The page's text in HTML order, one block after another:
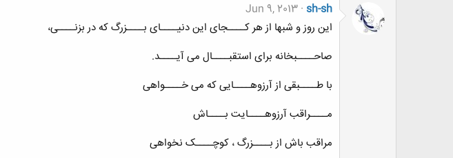
sh-sh
Jun 9, 2013
این روز و شبها از هر کــــجای این دنیــــای بــــزرگ که در بزنــــی،
صاحــــبخانه برای استقبــــال می آیــــد.
با طــــبقی از آرزوهــــایی که می خــــواهی
مــــراقب آرزوهــــایت بــــاش
مراقب باش از بــــزرگ ، کوچــــک نخواهی